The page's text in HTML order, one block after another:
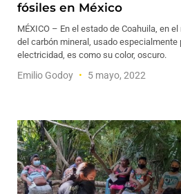
fósiles en México
MÉXICO – En el estado de Coahuila, en
del carbón mineral, usado especialmente
electricidad, es como su color, oscuro.
Emilio Godoy 5 mayo, 2022